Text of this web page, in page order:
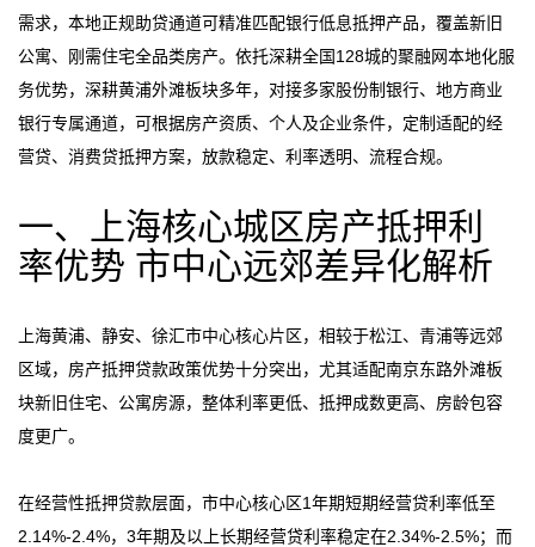
需求，本地正规助贷通道可精准匹配银行低息抵押产品，覆盖新旧
公寓、刚需住宅全品类房产。依托深耕全国128城的聚融网本地化服
务优势，深耕黄浦外滩板块多年，对接多家股份制银行、地方商业
银行专属通道，可根据房产资质、个人及企业条件，定制适配的经
营贷、消费贷抵押方案，放款稳定、利率透明、流程合规。
一、上海核心城区房产抵押利
率优势 市中心远郊差异化解析
上海黄浦、静安、徐汇市中心核心片区，相较于松江、青浦等远郊
区域，房产抵押贷款政策优势十分突出，尤其适配南京东路外滩板
块新旧住宅、公寓房源，整体利率更低、抵押成数更高、房龄包容
度更广。
在经营性抵押贷款层面，市中心核心区1年期短期经营贷利率低至
2.14%-2.4%，3年期及以上长期经营贷利率稳定在2.34%-2.5%；而